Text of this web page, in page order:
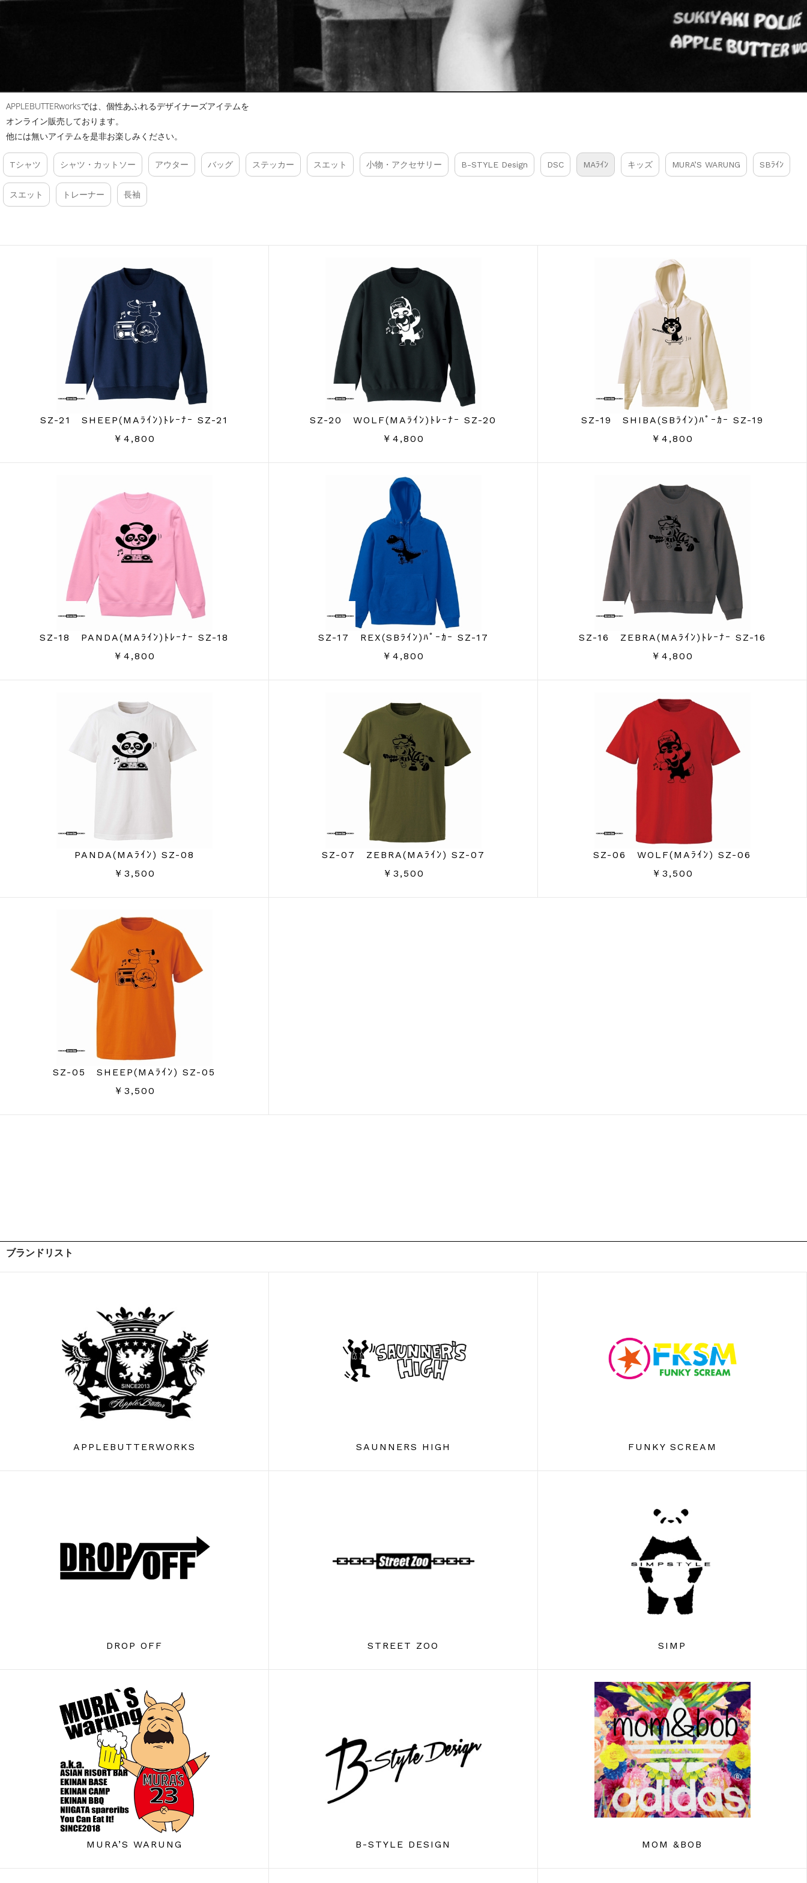
APPLEBUTTERworksでは、個性あふれるデザイナーズアイテムを
オンライン販売しております。
他には無いアイテムを是非お楽しみください。
Tシャツ シャツ・カットソー アウター バッグ ステッカー スエット 小物・アクセサリー B-STYLE Design DSC MAﾗｲﾝ キッズ MURA’S WARUNG SBﾗｲﾝ
スエット トレーナー 長袖
SZ-21 SHEEP(MAﾗｲﾝ)ﾄﾚｰﾅｰ SZ-21
￥4,800
SZ-20 WOLF(MAﾗｲﾝ)ﾄﾚｰﾅｰ SZ-20
￥4,800
SZ-19 SHIBA(SBﾗｲﾝ)ﾊﾟｰｶｰ SZ-19
￥4,800
SZ-18 PANDA(MAﾗｲﾝ)ﾄﾚｰﾅｰ SZ-18
￥4,800
SZ-17 REX(SBﾗｲﾝ)ﾊﾟｰｶｰ SZ-17
￥4,800
SZ-16 ZEBRA(MAﾗｲﾝ)ﾄﾚｰﾅｰ SZ-16
￥4,800
PANDA(MAﾗｲﾝ) SZ-08
￥3,500
SZ-07 ZEBRA(MAﾗｲﾝ) SZ-07
￥3,500
SZ-06 WOLF(MAﾗｲﾝ) SZ-06
￥3,500
SZ-05 SHEEP(MAﾗｲﾝ) SZ-05
￥3,500
ブランドリスト
APPLEBUTTERWORKS SAUNNERS HIGH FUNKY SCREAM
DROP OFF STREET ZOO SIMP
MURA’S WARUNG B-STYLE DESIGN MOM &BOB